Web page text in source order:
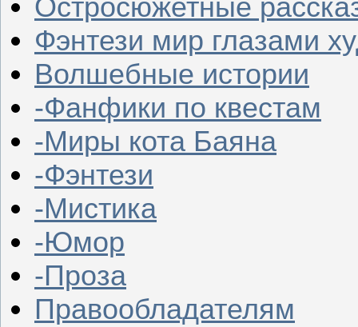
Остросюжетные
Фэнтези мир глазами
Волшебные истории
-Фанфики по квестам
-Миры кота Баяна
-Фэнтези
-Мистика
-Юмор
-Проза
Правообладателям